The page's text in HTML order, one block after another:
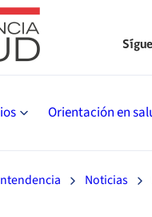
Orientación en
Noticias